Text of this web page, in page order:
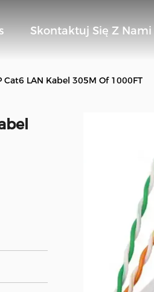
Skontaktuj Się Z Nami
Cat6 LAN Kabel 305M Of 1000FT